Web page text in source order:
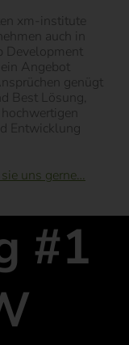
xm-institute
auch in
Development
Angebot
genügt
Best Lösung,
Entwicklung
uns gerne…
#1